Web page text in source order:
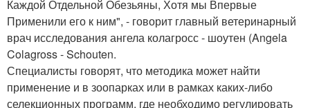
Каждой Отдельной Обезьяны, Хотя мы Впервые
Применили его к ним", - говорит главный ветеринарный
врач исследования ангела колагросс - шоутен (Angela
Colagross - Schouten.
Специалисты говорят, что методика может найти
применение и в зоопарках или в рамках каких-либо
селекционных программ, где необходимо регулировать